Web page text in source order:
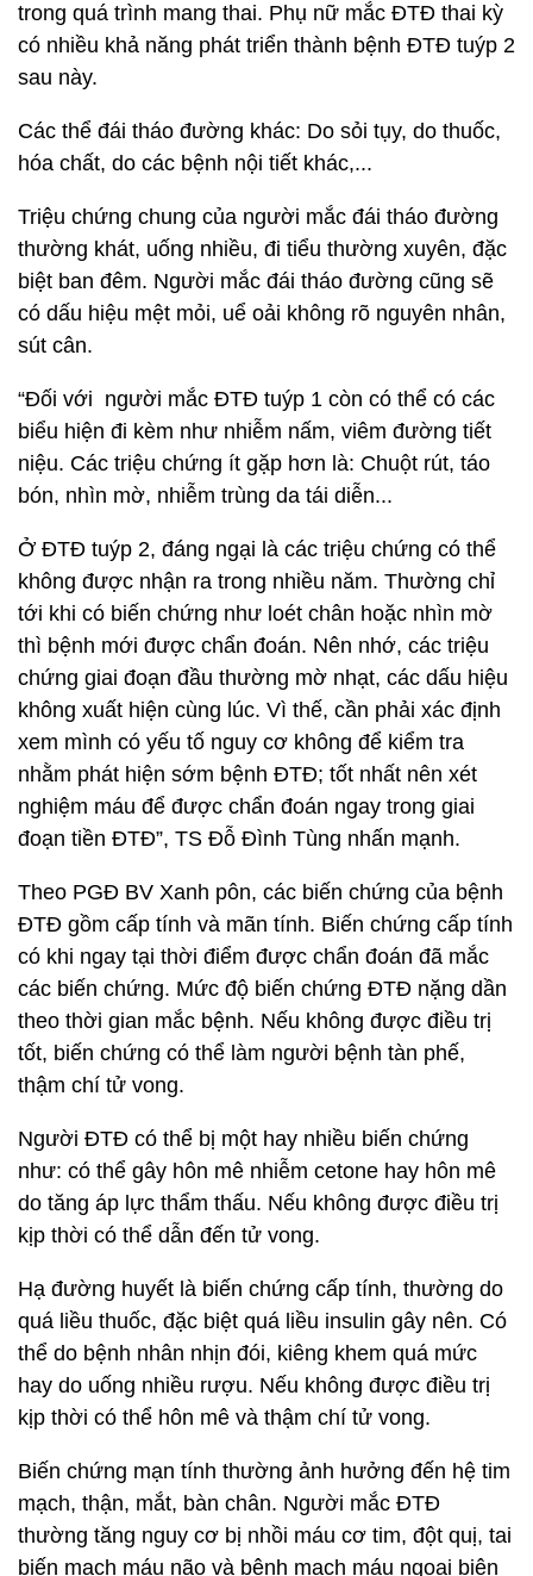
trong quá trình mang thai. Phụ nữ mắc ĐTĐ thai kỳ
có nhiều khả năng phát triển thành bệnh ĐTĐ tuýp 2
sau này.
Các thể đái tháo đường khác: Do sỏi tụy, do thuốc,
hóa chất, do các bệnh nội tiết khác,...
Triệu chứng chung của người mắc đái tháo đường
thường khát, uống nhiều, đi tiểu thường xuyên, đặc
biệt ban đêm. Người mắc đái tháo đường cũng sẽ
có dấu hiệu mệt mỏi, uể oải không rõ nguyên nhân,
sút cân.
“Đối với người mắc ĐTĐ tuýp 1 còn có thể có các
biểu hiện đi kèm như nhiễm nấm, viêm đường tiết
niệu. Các triệu chứng ít gặp hơn là: Chuột rút, táo
bón, nhìn mờ, nhiễm trùng da tái diễn...
Ở ĐTĐ tuýp 2, đáng ngại là các triệu chứng có thể
không được nhận ra trong nhiều năm. Thường chỉ
tới khi có biến chứng như loét chân hoặc nhìn mờ
thì bệnh mới được chẩn đoán. Nên nhớ, các triệu
chứng giai đoạn đầu thường mờ nhạt, các dấu hiệu
không xuất hiện cùng lúc. Vì thế, cần phải xác định
xem mình có yếu tố nguy cơ không để kiểm tra
nhằm phát hiện sớm bệnh ĐTĐ; tốt nhất nên xét
nghiệm máu để được chẩn đoán ngay trong giai
đoạn tiền ĐTĐ”, TS Đỗ Đình Tùng nhấn mạnh.
Theo PGĐ BV Xanh pôn, các biến chứng của bệnh
ĐTĐ gồm cấp tính và mãn tính. Biến chứng cấp tính
có khi ngay tại thời điểm được chẩn đoán đã mắc
các biến chứng. Mức độ biến chứng ĐTĐ nặng dần
theo thời gian mắc bệnh. Nếu không được điều trị
tốt, biến chứng có thể làm người bệnh tàn phế,
thậm chí tử vong.
Người ĐTĐ có thể bị một hay nhiều biến chứng
như: có thể gây hôn mê nhiễm cetone hay hôn mê
do tăng áp lực thẩm thấu. Nếu không được điều trị
kịp thời có thể dẫn đến tử vong.
Hạ đường huyết là biến chứng cấp tính, thường do
quá liều thuốc, đặc biệt quá liều insulin gây nên. Có
thể do bệnh nhân nhịn đói, kiêng khem quá mức
hay do uống nhiều rượu. Nếu không được điều trị
kịp thời có thể hôn mê và thậm chí tử vong.
Biến chứng mạn tính thường ảnh hưởng đến hệ tim
mạch, thận, mắt, bàn chân. Người mắc ĐTĐ
thường tăng nguy cơ bị nhồi máu cơ tim, đột quị, tai
biến mạch máu não và bệnh mạch máu ngoại biên